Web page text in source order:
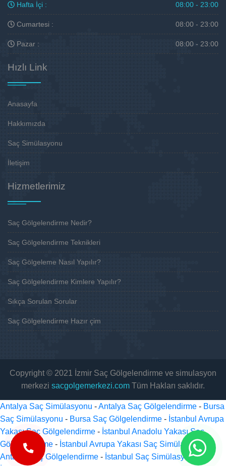
Hafta İçi : 08:00 - 23:00
Cumartesi : 08:00 - 23:00
Pazar : 08:00 - 23:00
Hızlı Link
Anasayfa
Hakkımızda
Saç Simülasyonu
İletişim
Hizmetlerimiz
Saç Gölgelendirme Nedir?
Saç Gölgelendirme Teknikleri
Saç Gölgeleme Nasıl Yapılır?
Saç Gölgelendirme Kimlere Yapılır?
Sıkça Sorulan Sorular
Saç Gölgelendirme Hazır çim
Copyright © 2021 İzmir Saç Gölgelendirme ve simulasyon
merkezi sacgolgemerkezi.com Tüm Hakları saklıdır.
Antalya Saç Simülasyonu -Antalya Saç Gölgelendirme - Bursa
Saç Simülasyonu - Bursa Saç Gölgelendirme - İstanbul Avrupa
Yakası Saç Gölgelendirme - İstanbul Anadolu Yakası Saç
Gölgelendirme - İstanbul Avrupa Yakası Saç Simülasyonu
Antalya Saç Gölgelendirme - İstanbul Saç Simülasyonu-